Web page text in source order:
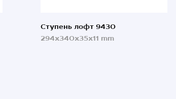
Ступень лофт 9430
294x340x35x11 mm